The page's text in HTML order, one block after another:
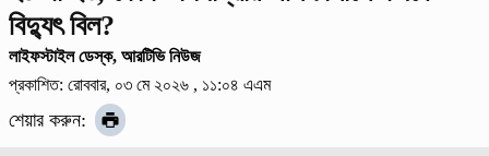
বিদ্যুৎ বিল?
লাইফস্টাইল ডেস্ক, আরটিভি নিউজ
প্রকাশিত: রোববার, ০৩ মে ২০২৬ , ১১:০৪ এএম
শেয়ার করুন: